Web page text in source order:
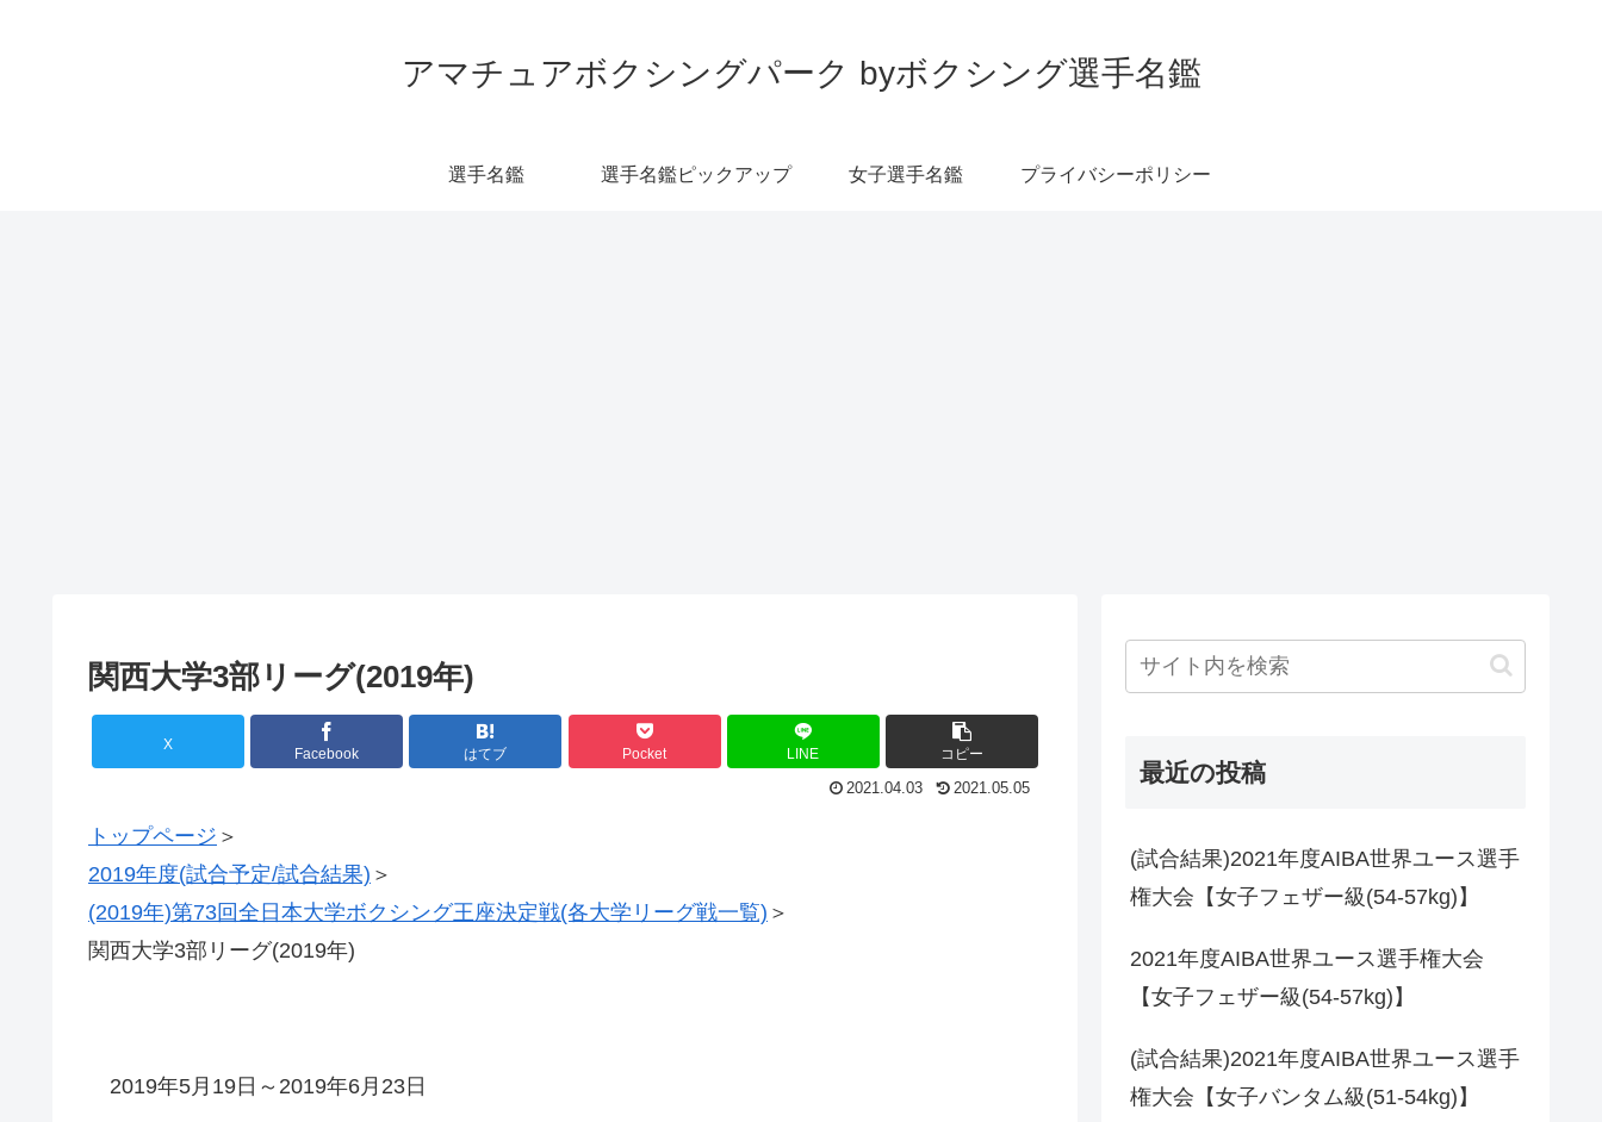
アマチュアボクシングパーク byボクシング選手名鑑
選手名鑑 選手名鑑ピックアップ 女子選手名鑑 プライバシーポリシー
関西大学3部リーグ(2019年)
X
Facebook はてブ Pocket LINE コピー
2021.04.03 2021.05.05
トップページ ＞
2019年度(試合予定/試合結果) ＞
(2019年)第73回全日本大学ボクシング王座決定戦(各大学リーグ戦一覧) ＞
関西大学3部リーグ(2019年)
2019年5月19日～2019年6月23日
最近の投稿
(試合結果)2021年度AIBA世界ユース選手
権大会【女子フェザー級(54-57kg)】
2021年度AIBA世界ユース選手権大会
【女子フェザー級(54-57kg)】
(試合結果)2021年度AIBA世界ユース選手
権大会【女子バンタム級(51-54kg)】